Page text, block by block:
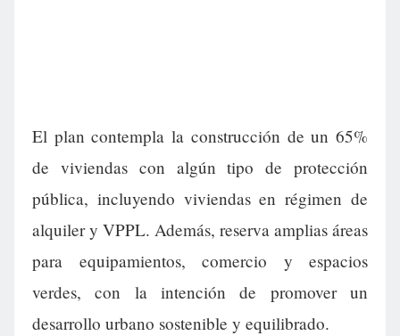
El plan contempla la construcción de un 65%
de viviendas con algún tipo de protección
pública, incluyendo viviendas en régimen de
alquiler y VPPL. Además, reserva amplias áreas
para equipamientos, comercio y espacios
verdes, con la intención de promover un
desarrollo urbano sostenible y equilibrado.